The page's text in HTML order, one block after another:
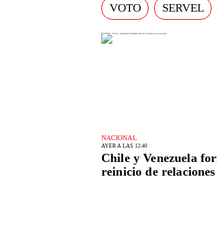
NACIONAL
AYER A LAS 12:40
Chile y Venezuela
reinicio de
VOTO SERVEL